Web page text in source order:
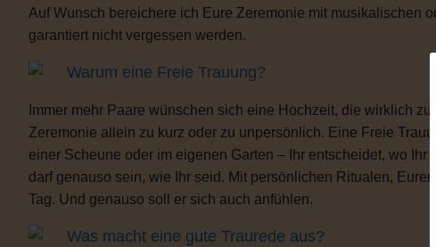
Auf Wunsch bereichere ich Eure Zeremonie mit musikalischen
garantiert nicht vergessen werden.
Warum eine Freie Trauung?
Immer mehr Paare wünschen sich eine Hochzeit, die wirklich
Zeremonie allein zu kurz oder zu unpersönlich. Eine Freie
einer Scheune oder im eigenen Garten – Ihr entscheidet, wo
darf genauso sein, wie Ihr seid. Mit persönlichen Ritualen,
Tag. Und genauso soll er sich auch anfühlen.
Was macht eine gute Traurede aus?